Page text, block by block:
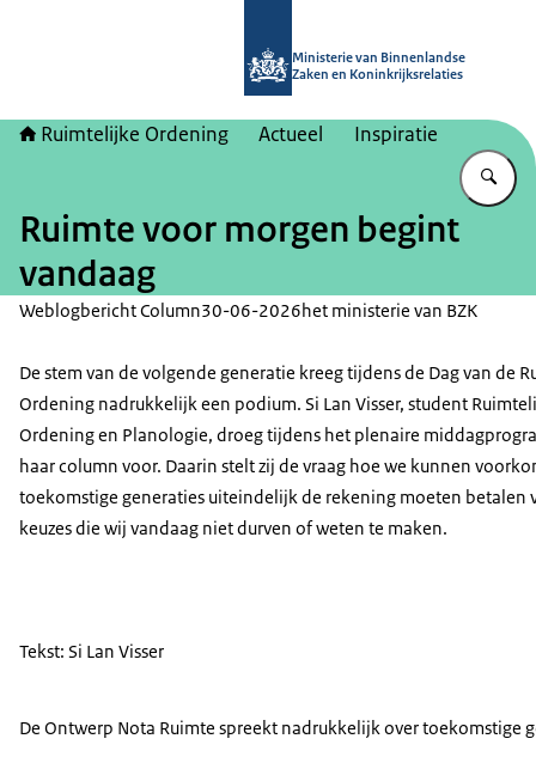
Ministerie van Binnenlandse
Zaken en Koninkrijksrelaties
Ruimtelijke Ordening Actueel Inspiratie
Ruimte voor morgen begint
vandaag
Weblogbericht Column30-06-2026het ministerie van BZK
De stem van de volgende generatie kreeg tijdens de Dag van de
Ordening nadrukkelijk een podium. Si Lan Visser, student
Ordening en Planologie, droeg tijdens het plenaire
haar column voor. Daarin stelt zij de vraag hoe we kunnen
toekomstige generaties uiteindelijk de rekening moeten betalen
keuzes die wij vandaag niet durven of weten te maken.
Tekst: Si Lan Visser
De Ontwerp Nota Ruimte spreekt nadrukkelijk over